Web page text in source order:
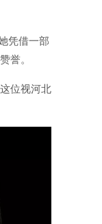
凭借一部
誉。
位视河北